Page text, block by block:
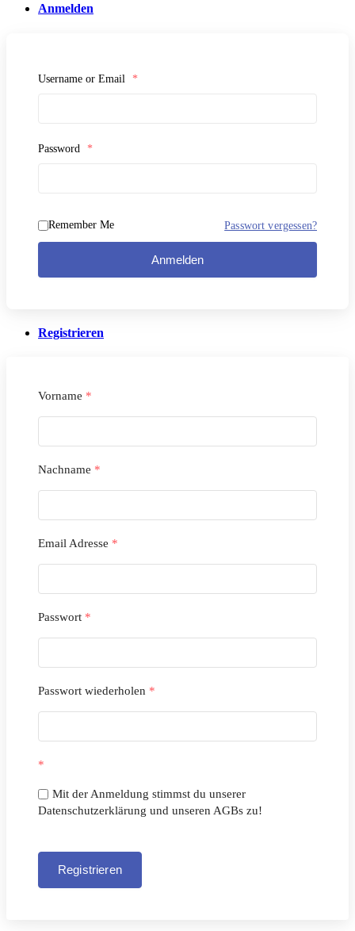
Anmelden
Username or Email *
Password *
Remember Me Passwort vergessen?
Anmelden
Registrieren
Vorname *
Nachname *
Email Adresse *
Passwort *
Passwort wiederholen *
*
Mit der Anmeldung stimmst du unserer
Datenschutzerklärung und unseren AGBs zu!
Registrieren